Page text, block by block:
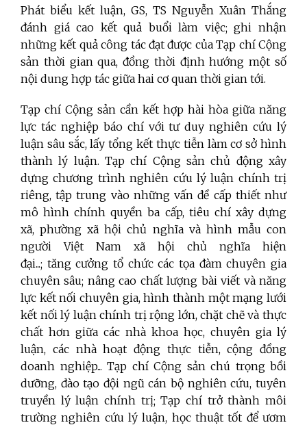
Phát biểu kết luận, GS, TS Nguyễn Xuân Thắng
đánh giá cao kết quả buổi làm việc; ghi nhận
những kết quả công tác đạt được của Tạp chí Cộng
sản thời gian qua, đồng thời định hướng một số
nội dung hợp tác giữa hai cơ quan thời gian tới.
Tạp chí Cộng sản cần kết hợp hài hòa giữa năng
lực tác nghiệp báo chí với tư duy nghiên cứu lý
luận sâu sắc, lấy tổng kết thực tiễn làm cơ sở hình
thành lý luận. Tạp chí Cộng sản chủ động xây
dựng chương trình nghiên cứu lý luận chính trị
riêng, tập trung vào những vấn đề cấp thiết như
mô hình chính quyền ba cấp, tiêu chí xây dựng
xã, phường xã hội chủ nghĩa và hình mẫu con
người Việt Nam xã hội chủ nghĩa hiện
đại...; tăng cưởng tổ chức các tọa đàm chuyên gia
chuyên sâu; nâng cao chất lượng bài viết và năng
lực kết nối chuyên gia, hình thành một mạng lưới
kết nối lý luận chính trị rộng lớn, chặt chẽ và thực
chất hơn giữa các nhà khoa học, chuyên gia lý
luận, các nhà hoạt động thực tiễn, cộng đồng
doanh nghiệp... Tạp chí Cộng sản chú trọng bồi
dưỡng, đào tạo đội ngũ cán bộ nghiên cứu, tuyên
truyền lý luận chính trị; Tạp chí trở thành môi
trường nghiên cứu lý luận, học thuật tốt để ươm